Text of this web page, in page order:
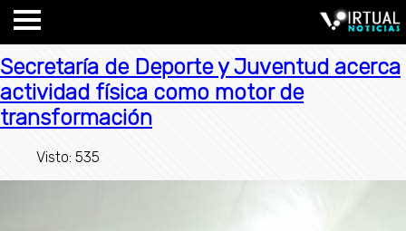
Secretaría de Deporte y Juventud acerca
actividad física como motor de
transformación
Visto: 535